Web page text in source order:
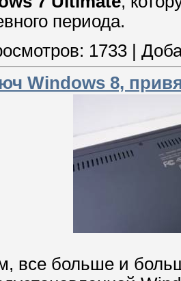
периода.
1733 |
Windows 8,
все больше и